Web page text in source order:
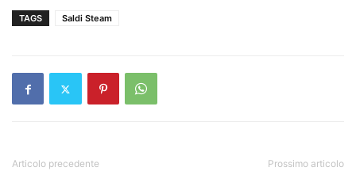
TAGS Saldi Steam
Articolo precedente Prossimo articolo